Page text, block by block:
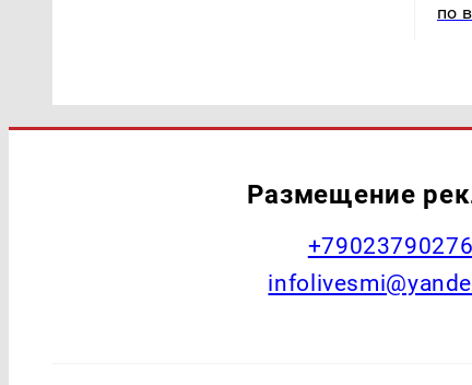
по
Размещение
+79023790276